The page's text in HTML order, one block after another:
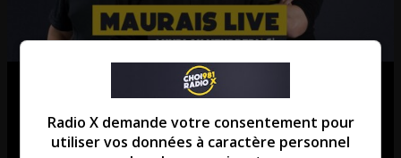
Maurais Live – Intégral du 07-08-
2026
Radio X demande votre consentement pour
utiliser vos données à caractère personnel